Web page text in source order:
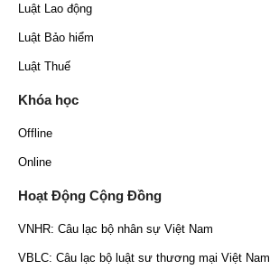
Luật Lao động
Luật Bảo hiểm
Luật Thuế
Khóa học
Offline
Online
Hoạt Động Cộng Đồng
VNHR: Câu lạc bộ nhân sự Việt Nam
VBLC: Câu lạc bộ luật sư thương mại Việt Nam